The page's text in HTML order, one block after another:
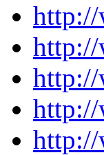
http://
http://
http://
http://
http://